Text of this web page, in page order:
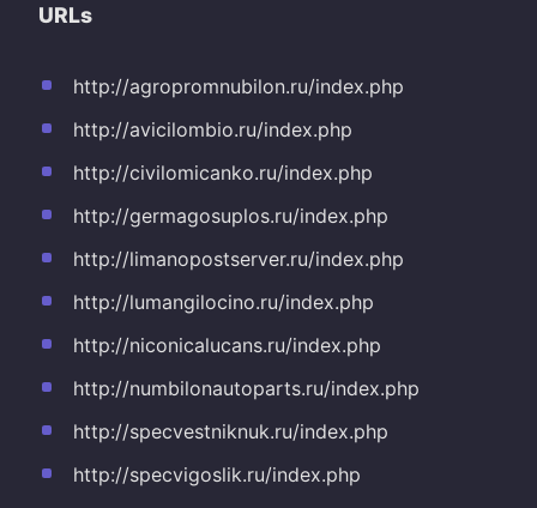
URLs
http://agropromnubilon.ru/index.php
http://avicilombio.ru/index.php
http://civilomicanko.ru/index.php
http://germagosuplos.ru/index.php
http://limanopostserver.ru/index.php
http://lumangilocino.ru/index.php
http://niconicalucans.ru/index.php
http://numbilonautoparts.ru/index.php
http://specvestniknuk.ru/index.php
http://specvigoslik.ru/index.php